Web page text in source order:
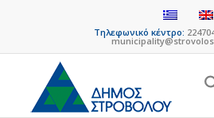
Τηλεφωνικό κέντρο: